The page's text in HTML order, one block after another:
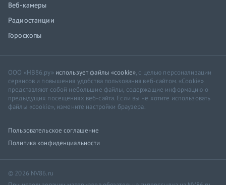
Веб-камеры
Радиостанции
Гороскопы
ООО «НВ86.ру» использует файлы «cookie», с целью персонализации
сервисов и повышения удобства пользования веб-сайтом. «Cookie»
представляют собой небольшие файлы, содержащие информацию о
предыдущих посещениях веб-сайта. Если вы не хотите использовать
файлы «cookie», измените настройки браузера.
Пользовательское соглашение
Политика конфиденциальности
© 2026 NV86.ru